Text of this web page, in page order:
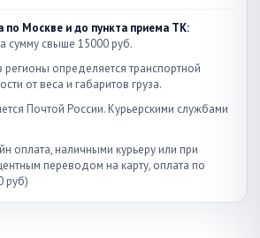
по Москве и до пункта приема ТК:
сумму свыше 15000 руб.
регионы определяется транспортной
от веса и габаритов груза.
Почтой России. Курьерскими службами
оплата, наличными курьеру или при
переводом на карту, оплата по
руб)